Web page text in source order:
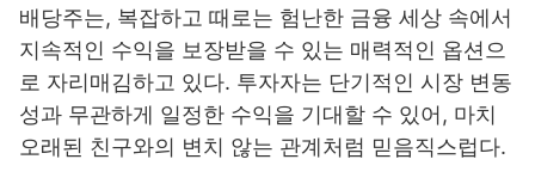
배당주는, 복잡하고 때로는 험난한 금융 세상 속에서
지속적인 수익을 보장받을 수 있는 매력적인 옵션으
로 자리매김하고 있다. 투자자는 단기적인 시장 변동
성과 무관하게 일정한 수익을 기대할 수 있어, 마치
오래된 친구와의 변치 않는 관계처럼 믿음직스럽다.